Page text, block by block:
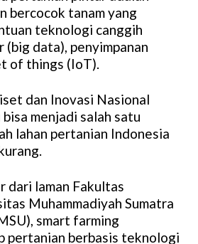
bercocok tanam yang
teknologi canggih
data), penyimpanan
of things (IoT).
dan Inovasi Nasional
menjadi salah satu
lahan pertanian Indonesia
dari laman Fakultas
Muhammadiyah Sumatra
smart farming
pertanian berbasis teknologi